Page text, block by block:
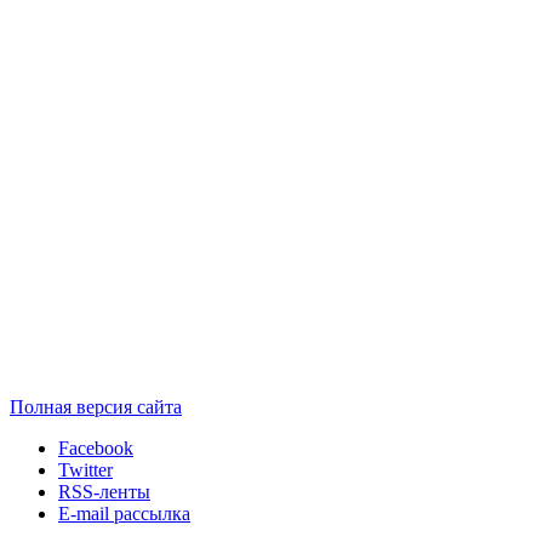
Полная версия сайта
Facebook
Twitter
RSS-ленты
E-mail рассылка